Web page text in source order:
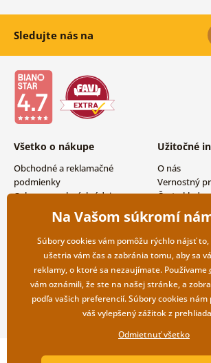
Sledujte nás na
Všetko o nákupe
Obchodné a reklamačné
podmienky
Ochrana osobných údajov
Možnosti dopravy a platby
Vrátenie tovaru
Užitočné
O nás
Vernostný
Často
Magazín
Kontakty
Copyright ©2019 ©
Na Vašom súkromí
Súbory cookies vám pomôžu rýchlo nájsť
ušetria vám čas a zabránia tomu, aby sa
reklamy, o ktoré sa nezaujímate. Používame
vám oznámili, že ste na našej stránke, a
podľa vašich preferencií. Súbory cookies
váš vylepšený zážitok z
Odmietnuť všetko